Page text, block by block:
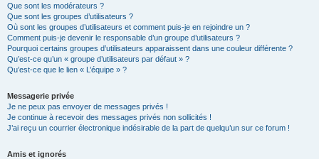
Que sont les modérateurs ?
Que sont les groupes d’utilisateurs ?
Où sont les groupes d’utilisateurs et comment puis-je en rejoindre un ?
Comment puis-je devenir le responsable d’un groupe d’utilisateurs ?
Pourquoi certains groupes d’utilisateurs apparaissent dans une couleur différente ?
Qu’est-ce qu’un « groupe d’utilisateurs par défaut » ?
Qu’est-ce que le lien « L’équipe » ?
Messagerie privée
Je ne peux pas envoyer de messages privés !
Je continue à recevoir des messages privés non sollicités !
J’ai reçu un courrier électronique indésirable de la part de quelqu’un sur ce forum !
Amis et ignorés